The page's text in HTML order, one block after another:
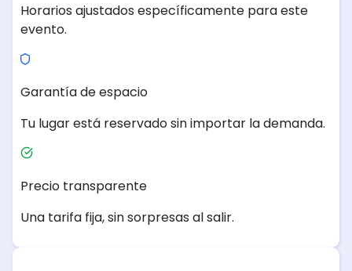
Horarios ajustados específicamente para este
evento.
Garantía de espacio
Tu lugar está reservado sin importar la demanda.
Precio transparente
Una tarifa fija, sin sorpresas al salir.